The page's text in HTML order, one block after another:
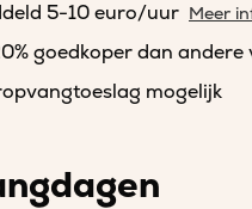
5-10 euro/uur Meer
goedkoper dan
mogelijk